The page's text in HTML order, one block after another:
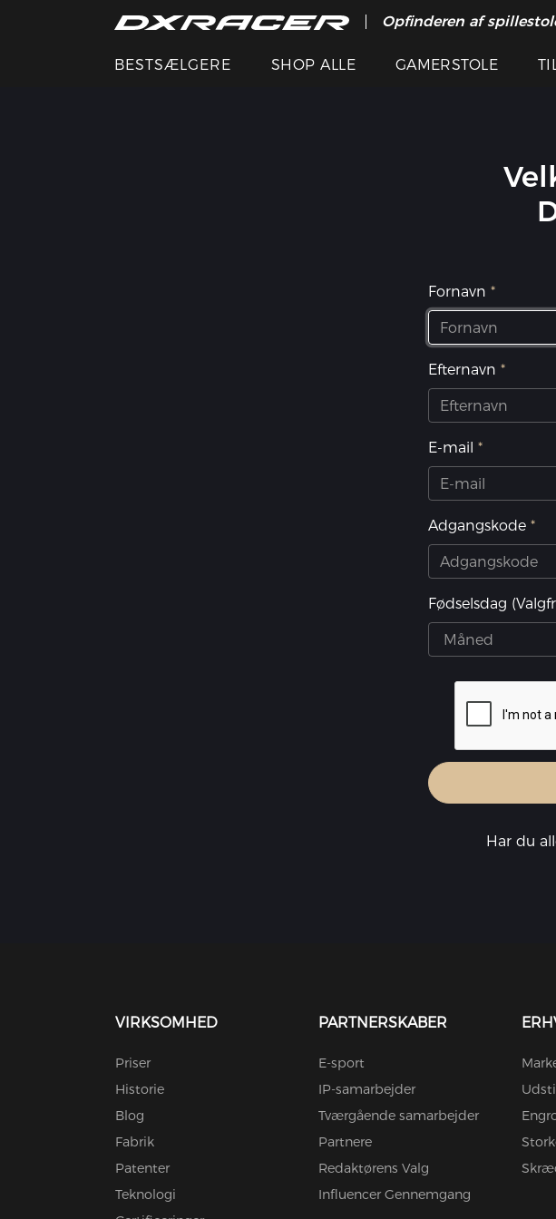
Opfinderen af
BESTSÆLGERE SHOP ALLE GAMERSTOLE
Fornavn
Efternavn
E-mail
Adgangskode
Fødselsdag
Har du
VIRKSOMHED
Priser
Historie
Blog
Fabrik
Patenter
Teknologi
PARTNERSKABER
E-sport
IP-samarbejder
Tværgående samarbejder
Partnere
Redaktørens Valg
Influencer Gennemgang